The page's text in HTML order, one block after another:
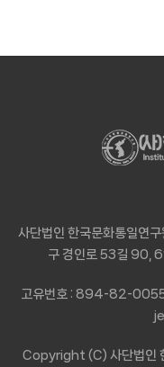
사단법인 한국문화통일연
구 경인로 53길 90,
고유번호 : 894-82-
Copyright (C) 사단법인